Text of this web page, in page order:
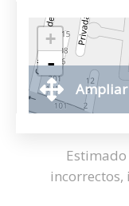
+
-
Ampliar